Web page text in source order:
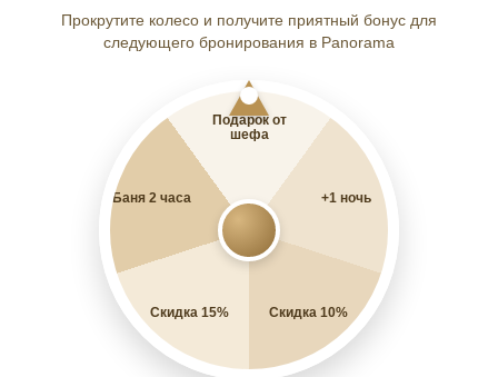
Прокрутите колесо и получите приятный бонус для
следующего бронирования в Panorama
Подарок от
шефа
+1 ночь
Скидка 10%
Скидка 15%
Баня 2 часа